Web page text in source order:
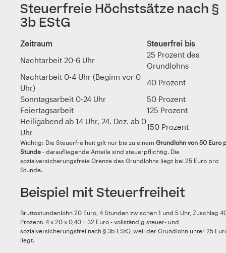
Steuerfreie Höchstsätze nach §
3b EStG
Zeitraum
Steuerfrei bis
Nachtarbeit 20-6 Uhr
25 Prozent des
Grundlohns
Nachtarbeit 0-4 Uhr (Beginn vor 0
Uhr)
40 Prozent
Sonntagsarbeit 0-24 Uhr
50 Prozent
Feiertagsarbeit
125 Prozent
Heiligabend ab 14 Uhr, 24. Dez. ab 0
Uhr
150 Prozent
Wichtig: Die Steuerfreiheit gilt nur bis zu einem Grundlohn von 50 Euro
Stunde - daraufliegende Anteile sind steuerpflichtig. Die
sozialversicherungsfreie Grenze des Grundlohns liegt bei 25 Euro pro
Stunde.
Beispiel mit Steuerfreiheit
Bruttostundenlohn 20 Euro, 4 Stunden zwischen 1 und 5 Uhr, Zuschlag
Prozent: 4 x 20 x 0,40 = 32 Euro - vollständig steuer- und
sozialversicherungsfrei nach § 3b EStG, weil der Grundlohn unter 25
liegt.